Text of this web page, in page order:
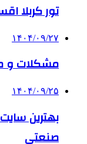
تور کربلا
۱۴۰۴/۰۹/۲۷
مشکلات و
۱۴۰۴/۰۹/۲۵
بهترین
صنعتی